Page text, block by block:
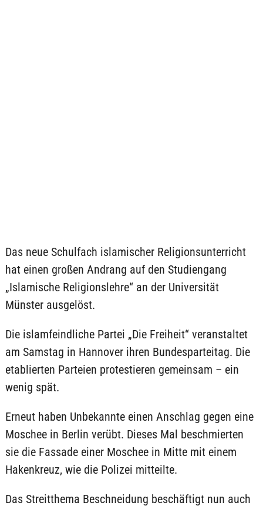
Das neue Schulfach islamischer Religionsunterricht
hat einen großen Andrang auf den Studiengang
„Islamische Religionslehre“ an der Universität
Münster ausgelöst.
Die islamfeindliche Partei „Die Freiheit“ veranstaltet
am Samstag in Hannover ihren Bundesparteitag. Die
etablierten Parteien protestieren gemeinsam – ein
wenig spät.
Erneut haben Unbekannte einen Anschlag gegen eine
Moschee in Berlin verübt. Dieses Mal beschmierten
sie die Fassade einer Moschee in Mitte mit einem
Hakenkreuz, wie die Polizei mitteilte.
Das Streitthema Beschneidung beschäftigt nun auch